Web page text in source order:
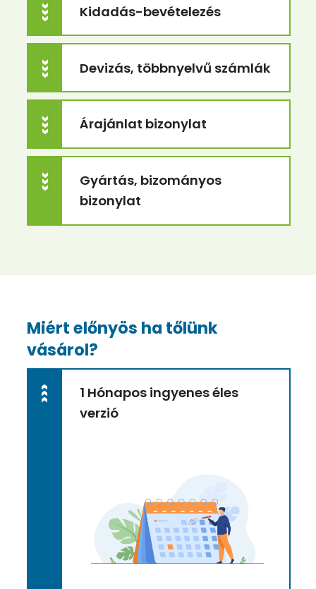
>>> Kidadás-bevételezés
>>> Devizás, többnyelvű számlák
>>> Árajánlat bizonylat
>>>
Gyártás, bizományos
bizonylat
Miért előnyös ha tőlünk
vásárol?
>>>
1 Hónapos ingyenes éles
verzió